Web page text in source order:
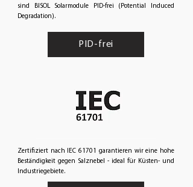
sind BISOL Solarmodule PID-frei (Potential Induced
Degradation).
PID-frei
Zertifiziert nach IEC 61701 garantieren wir eine hohe
Beständigkeit gegen Salznebel - ideal für Küsten- und
Industriegebiete.